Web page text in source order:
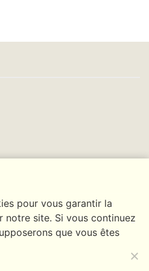
pour vous garantir la
notre site. Si vous continuez
que vous êtes